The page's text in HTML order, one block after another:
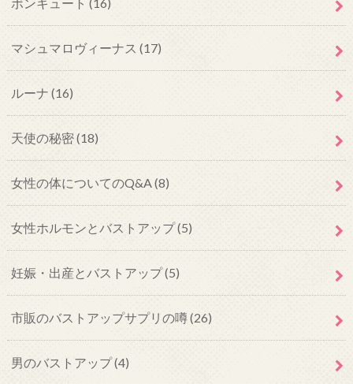
ボンキュート (16)
マシュマロヴィーナス (17)
ルーナ (16)
天使の秘密(18)
女性の体についてのQ&A(8)
女性ホルモンとバストアップ(5)
妊娠・出産とバストアップ(5)
市販のバストアップサプリの噂(26)
男のバストアップ(4)